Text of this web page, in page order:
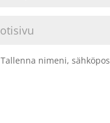
Tallenna nimeni,